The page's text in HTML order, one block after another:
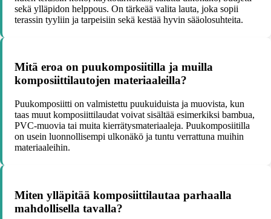
sekä ylläpidon helppous. On tärkeää valita lauta, joka sopii
terassin tyyliin ja tarpeisiin sekä kestää hyvin sääolosuhteita.
Mitä eroa on puukomposiitilla ja muilla
komposiittilautojen materiaaleilla?
Puukomposiitti on valmistettu puukuiduista ja muovista, kun
taas muut komposiittilaudat voivat sisältää esimerkiksi bambua,
PVC-muovia tai muita kierrätysmateriaaleja. Puukomposiitilla
on usein luonnollisempi ulkonäkö ja tuntu verrattuna muihin
materiaaleihin.
Miten ylläpitää komposiittilautaa parhaalla
mahdollisella tavalla?